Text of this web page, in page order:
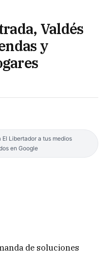
Valdés
y
El Libertador a tus medios
en Google
de soluciones